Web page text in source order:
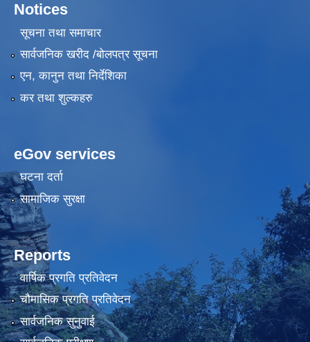
Notices
सूचना तथा समाचार
सार्वजनिक खरीद /बोलपत्र सूचना
एन, कानुन तथा निर्देशिका
कर तथा शुल्कहरु
eGov services
घटना दर्ता
सामाजिक सुरक्षा
Reports
वार्षिक प्रगति प्रतिवेदन
चौमासिक प्रगति प्रतिवेदन
सार्वजनिक सुनुवाई